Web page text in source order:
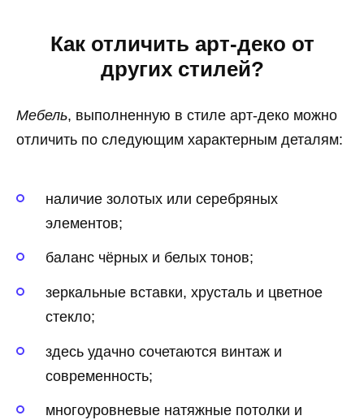
Как отличить арт-деко от
других стилей?
Мебель, выполненную в стиле арт-деко можно
отличить по следующим характерным деталям:
наличие золотых или серебряных
элементов;
баланс чёрных и белых тонов;
зеркальные вставки, хрусталь и цветное
стекло;
здесь удачно сочетаются винтаж и
современность;
многоуровневые натяжные потолки и